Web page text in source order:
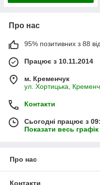
Про нас
95% позитивних з 88
Працює з 10.11.2014
м. Кременчук
ул. Хортицька,
Контакти
Сьогодні працює з
Показати весь
Про нас
Контакти